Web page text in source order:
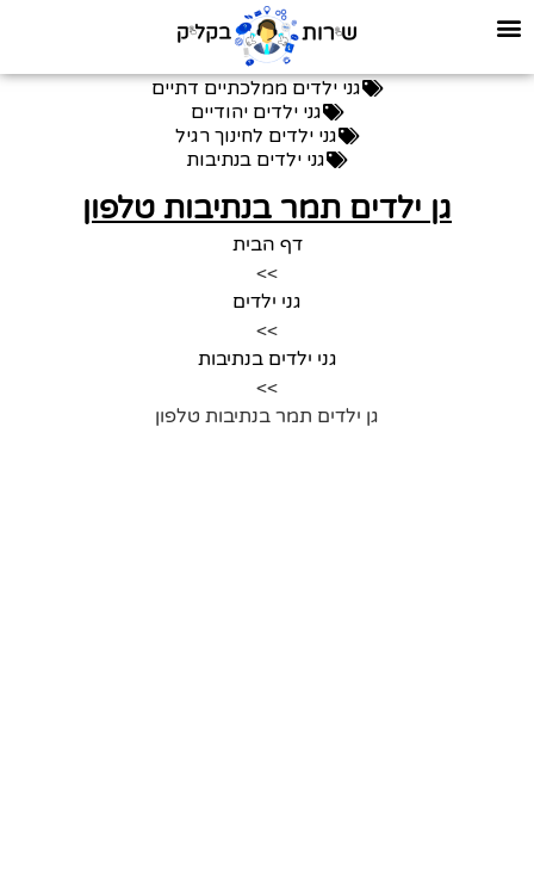
גני ילדים ממלכתיים דתיים
גני ילדים יהודיים
גני ילדים לחינוך רגיל
גני ילדים בנתיבות
גן ילדים תמר בנתיבות טלפון
דף הבית
>>
גני ילדים
>>
גני ילדים בנתיבות
>>
גן ילדים תמר בנתיבות טלפון